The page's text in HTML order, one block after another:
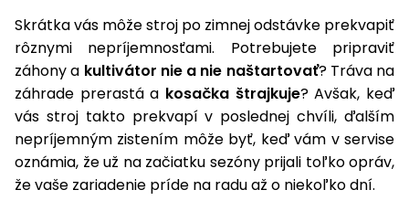
Fúriky
Rozmetadlá
a posypové
vozíky
Čerpadlá
a
autobatérií
Vykurovanie
Navijaky
Skrátka vás môže stroj po zimnej odstávke prekvapiť
rôznymi nepríjemnosťami. Potrebujete pripraviť
záhony a kultivátor nie a nie naštartovať? Tráva na
záhrade prerastá a kosačka štrajkuje? Avšak, keď
vás stroj takto prekvapí v poslednej chvíli, ďalším
nepríjemným zistením môže byť, keď vám v servise
oznámia, že už na začiatku sezóny prijali toľko opráv,
že vaše zariadenie príde na radu až o niekoľko dní.